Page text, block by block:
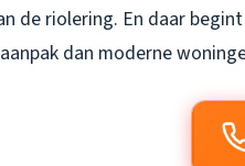
de riolering. En daar
dan moderne